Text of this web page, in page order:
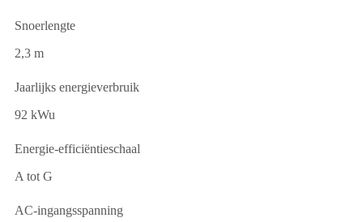
Snoerlengte
2,3 m
Jaarlijks energieverbruik
92 kWu
Energie-efficiëntieschaal
A tot G
AC-ingangsspanning